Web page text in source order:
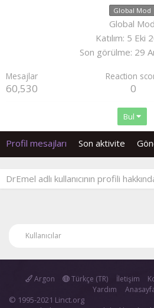
Global Mod
Global Mod
Katılım 5 Eki
Son görülme 29
Mesajlar
60,530
Reaction
0
Bul
Profil mesajları Son aktivite
DrEmel adlı kullanıcının profili
Kullanıcılar
Argon Türkçe (TR) İletişim
Yardım
© 1995-2021 Linct.org